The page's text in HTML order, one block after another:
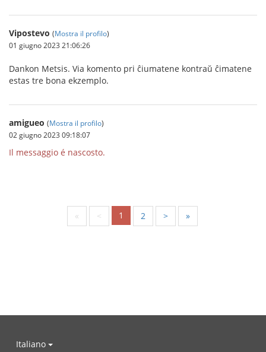
Vipostevo (Mostra il profilo)
01 giugno 2023 21:06:26
Dankon Metsis. Via komento pri ĉiumatene kontraŭ ĉimatene
estas tre bona ekzemplo.
amigueo (Mostra il profilo)
02 giugno 2023 09:18:07
Il messaggio é nascosto.
« < 1 2 > »
Italiano